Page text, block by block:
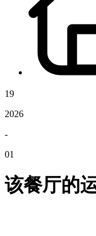
19
2026
-
01
该餐厅的